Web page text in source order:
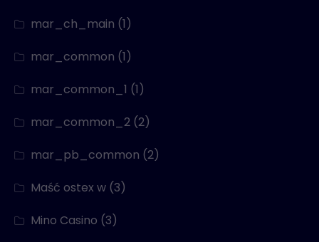
mar_ch_main (1)
mar_common (1)
mar_common_1 (1)
mar_common_2 (2)
mar_pb_common (2)
Maść ostex w (3)
Mino Casino (3)